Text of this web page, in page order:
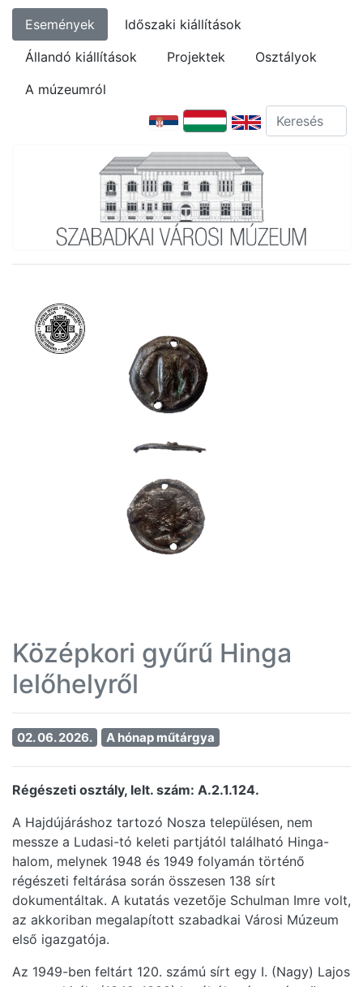
Események
Időszaki kiállítások
Állandó kiállítások
Projektek
Osztályok
A múzeumról
Középkori gyűrű Hinga
lelőhelyről
02. 06. 2026. A hónap műtárgya
Régészeti osztály, lelt. szám: А.2.1.124.
A Hajdújáráshoz tartozó Nosza településen, nem
messze a Ludasi-tó keleti partjától található Hinga-
halom, melynek 1948 és 1949 folyamán történő
régészeti feltárása során összesen 138 sírt
dokumentáltak. A kutatás vezetője Schulman Imre volt,
az akkoriban megalapított szabadkai Városi Múzeum
első igazgatója.
Az 1949-ben feltárt 120. számú sírt egy I. (Nagy) Lajos